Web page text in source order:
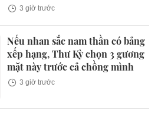
3 giờ trước
Nếu nhan sắc nam thần có bảng
xếp hạng, Thư Kỳ chọn 3 gương
mặt này trước cả chồng mình
3 giờ trước